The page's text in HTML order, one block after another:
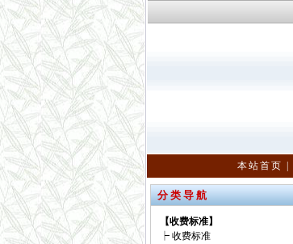
本站首页
分 类 导 航
【收费标准】
┝ 收费标准